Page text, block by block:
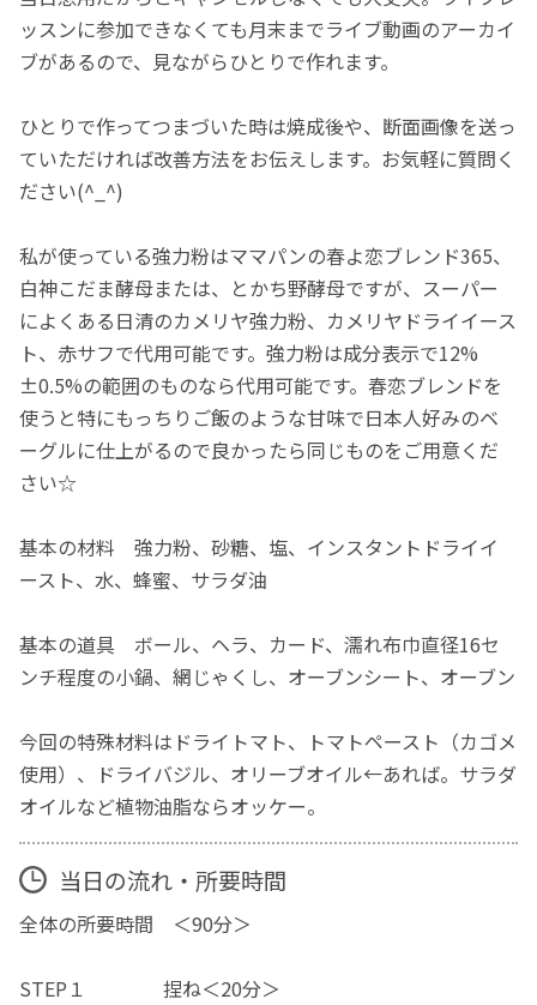
ッスンに参加できなくても月末までライブ動画のアーカイ
ブがあるので、見ながらひとりで作れます。
ひとりで作ってつまづいた時は焼成後や、断面画像を送っ
ていただければ改善方法をお伝えします。お気軽に質問く
ださい(^_^)
私が使っている強力粉はママパンの春よ恋ブレンド365、
白神こだま酵母または、とかち野酵母ですが、スーパー
によくある日清のカメリヤ強力粉、カメリヤドライイース
ト、赤サフで代用可能です。強力粉は成分表示で12%
±0.5%の範囲のものなら代用可能です。春恋ブレンドを
使うと特にもっちりご飯のような甘味で日本人好みのベ
ーグルに仕上がるので良かったら同じものをご用意くだ
さい☆
基本の材料 強力粉、砂糖、塩、インスタントドライイ
ースト、水、蜂蜜、サラダ油
基本の道具 ボール、ヘラ、カード、濡れ布巾直径16セ
ンチ程度の小鍋、網じゃくし、オーブンシート、オーブン
今回の特殊材料はドライトマト、トマトペースト（カゴメ
使用）、ドライバジル、オリーブオイル←あれば。サラダ
オイルなど植物油脂ならオッケー。
当日の流れ・所要時間
全体の所要時間 ＜90分＞
STEP１ 捏ね＜20分＞